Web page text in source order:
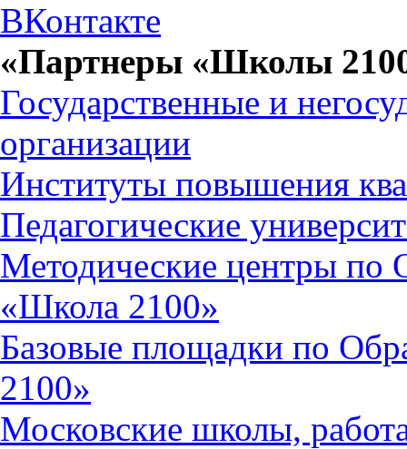
ВКонтакте
«Партнеры «Школы
Государственные и
организации
Институты повышения
Педагогические
Методические центры по
«Школа 2100»
Базовые площадки по
2100»
Московские школы,